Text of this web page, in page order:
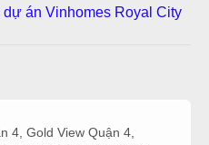
Nextán Vinhomes Royal City
4 Gold View Quận 4